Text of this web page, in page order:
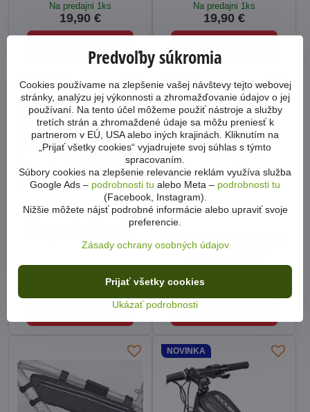
Na predajni 1ks
19,90 €
Na predajni 1ks
19,90 €
NOVINKA
Taška na nosič Rockbros 8,5l
Taška na nosič s objemom 8,5
NÁŠ TIP
Taška pod sedlo Wildman GD700
sedlo bicykla na potrebné
19,90 €
NOVINKA
Predvoľby súkromia
Cookies používame na zlepšenie vašej návštevy tejto webovej
stránky, analýzu jej výkonnosti a zhromažďovanie údajov o jej
používaní. Na tento účel môžeme použiť nástroje a služby
tretích strán a zhromaždené údaje sa môžu preniesť k
partnerom v EÚ, USA alebo iných krajinách. Kliknutím na
„Prijať všetky cookies“ vyjadrujete svoj súhlas s týmto
spracovaním.
Súbory cookies na zlepšenie relevancie reklám využíva služba
Google Ads – podrobnosti tu alebo Meta – podrobnosti tu
(Facebook, Instagram).
Nižšie môžete nájsť podrobné informácie alebo upraviť svoje
preferencie.
Zásady ochrany osobných údajov
Ukázať podrobnosti
Prijať všetky cookies